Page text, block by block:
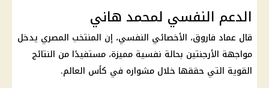
الدعم النفسي لمحمد هاني
قال عماد فاروق، الأخصائي النفسي، إن المنتخب المصري يدخل
مواجهة الأرجنتين بحالة نفسية مميزة، مستفيدًا من النتائج
القوية التي حققها خلال مشواره في كأس العالم.